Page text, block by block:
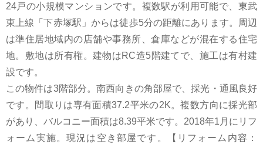
24戸の小規模マンションです。複数駅が利用可能で、東武
東上線「下赤塚駅」からは徒歩5分の距離にあります。周辺
は準住居地域内の店舗や事務所、倉庫などが混在する住宅
地。敷地は所有権。建物はRC造5階建てで、施工は有村建
設です。
この物件は3階部分。南西向きの角部屋で、採光・通風良好
です。間取りは専有面積37.2平米の2K。複数方向に採光部
があり、バルコニー面積は8.39平米です。2018年1月にリフ
ォーム実施。現況は空き部屋です。【リフォーム内容：